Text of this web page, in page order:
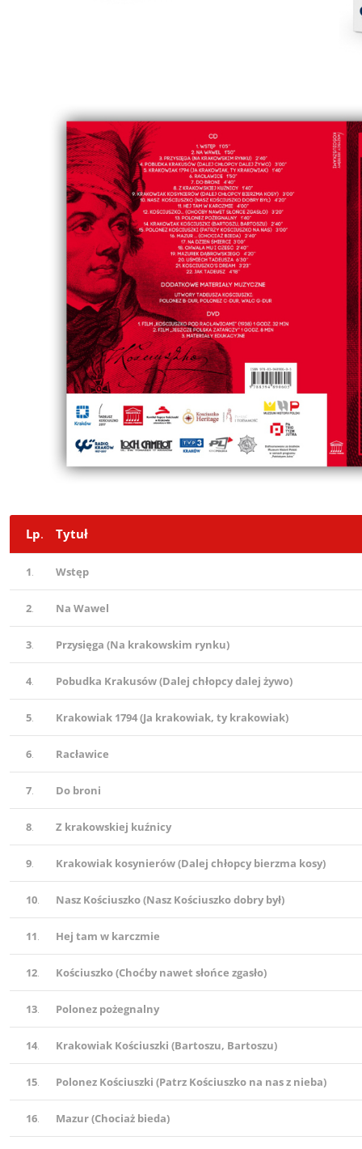
Lp. Tytuł
1. Wstęp
2. Na Wawel
3. Przysięga (Na krakowskim rynku)
4. Pobudka Krakusów (Dalej chłopcy dalej żywo)
5. Krakowiak 1794 (Ja krakowiak, ty krakowiak)
6. Racławice
7. Do broni
8. Z krakowskiej kuźnicy
9. Krakowiak kosynierów (Dalej chłopcy bierzma kosy)
10. Nasz Kościuszko (Nasz Kościuszko dobry był)
11. Hej tam w karczmie
12. Kościuszko (Choćby nawet słońce zgasło)
13. Polonez pożegnalny
14. Krakowiak Kościuszki (Bartoszu, Bartoszu)
15. Polonez Kościuszki (Patrz Kościuszko na nas z nieba)
16. Mazur (Chociaż bieda)